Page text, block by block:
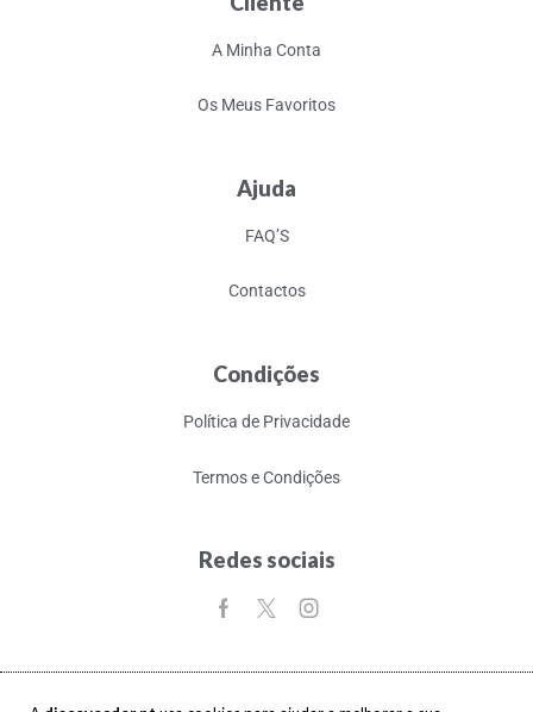
A Minha Conta
Os Meus Favoritos
Ajuda
FAQ’S
Contactos
Condições
Política de Privacidade
Termos e Condições
Redes sociais